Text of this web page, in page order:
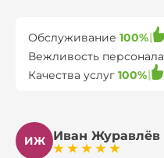
Обслуживание 100%
Вежливость персонала
Качества услуг 100%
ИЖ Иван Журавлёв